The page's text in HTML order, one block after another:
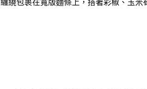
纏繞包裹在寬版麵條上，搭著彩椒、玉